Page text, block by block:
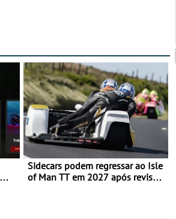
Sidecars podem regressar ao Isle
of Man TT em 2027 após revisão